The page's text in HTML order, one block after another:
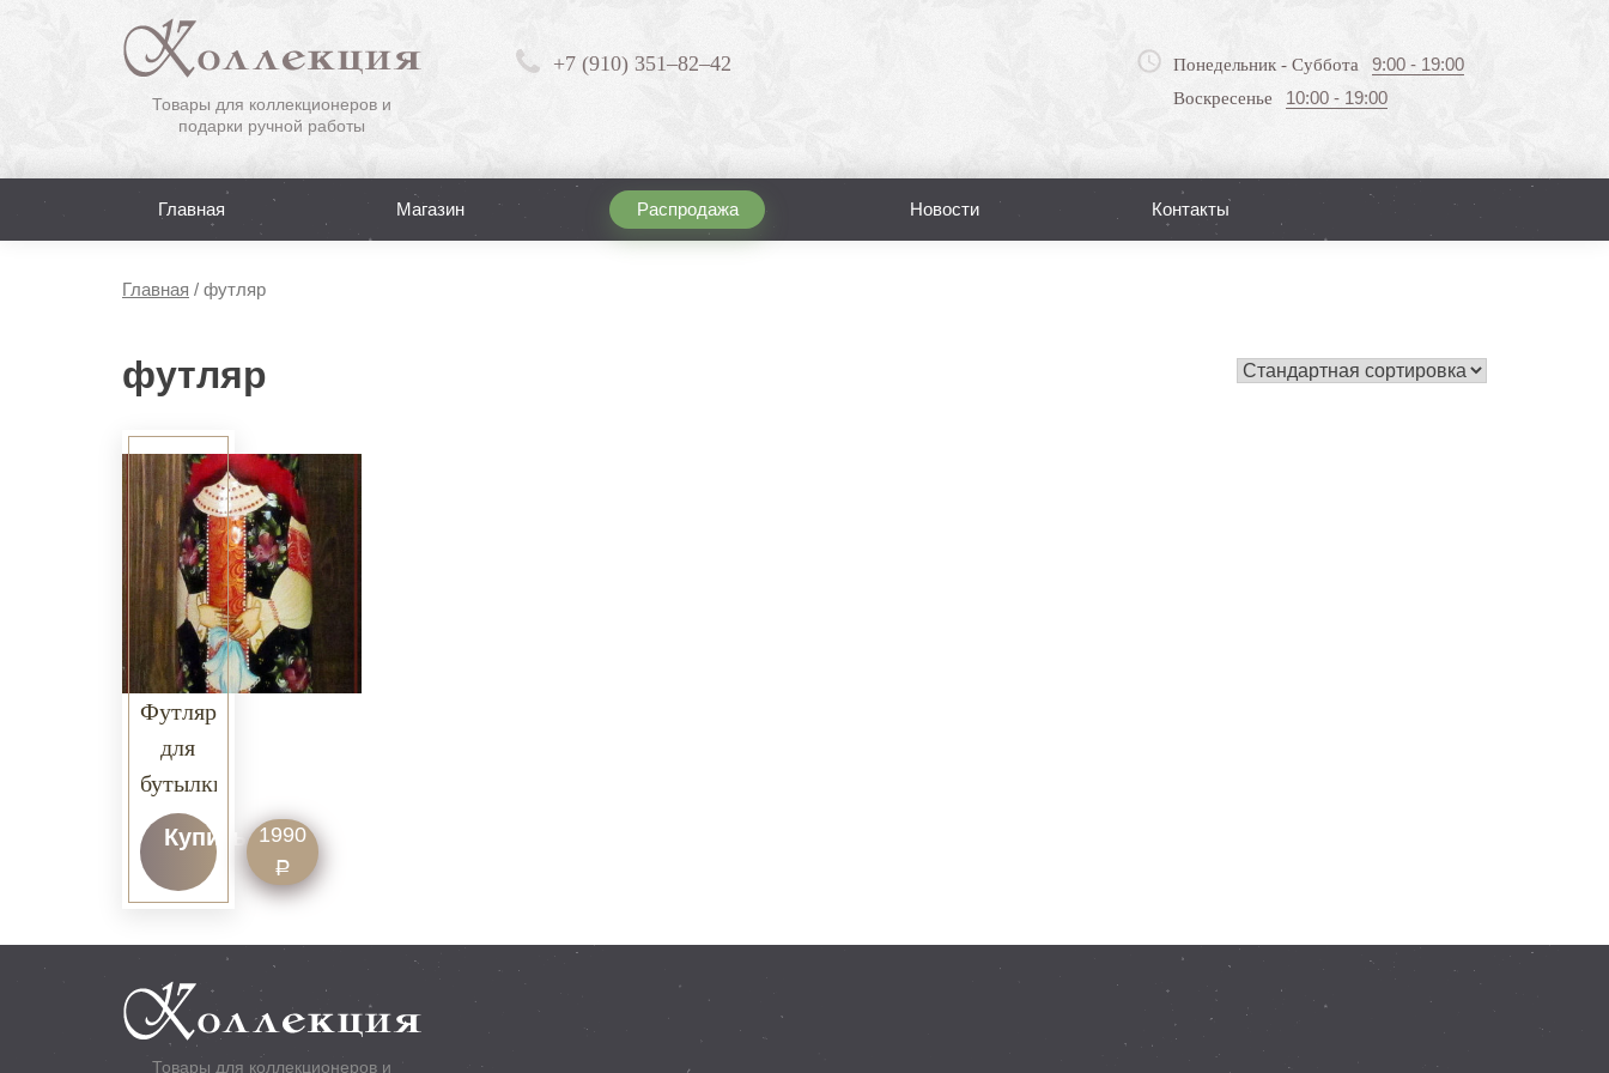
Товары для коллекционеров и
подарки ручной работы
+7 (910) 351–82–42 Понедельник - Суббота 9:00 - 19:00
Воскресенье 10:00 - 19:00
Главная Магазин Распродажа Новости Контакты
Главная / футляр
футляр
Футляр
для
бутылки
Русская
краса
(авторская
Купить 1990
Р
Товары для коллекционеров и